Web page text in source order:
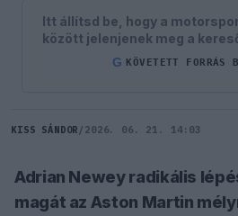
Itt állítsd be, hogy a
között jelenjenek meg a
G KÖVETETT FORRÁS
KISS SÁNDOR / 2026. 06. 21. 14:03
Adrian Newey radikális
magát az Aston Martin